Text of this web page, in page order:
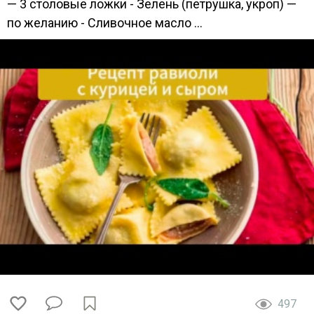
— 3 столовые ложки - Зелень (петрушка, укроп) —
по желанию - Сливочное масло ...
497